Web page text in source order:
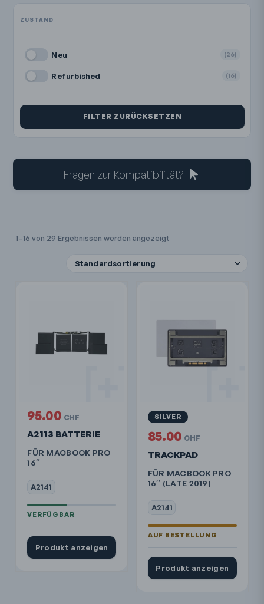
Neu (26)
Refurbished (16)
FILTER ZURÜCKSETZEN
Fragen zur Kompatibilität?
1–16 von 29 Ergebnissen werden angezeigt
A2113 BATTERIE
FÜR MACBOOK PRO
16″
A2141
95.00 CHF
Produkt anzeigen
TRACKPAD
FÜR MACBOOK PRO
16″ (LATE 2019)
A2141
SILVER
85.00 CHF
Produkt anzeigen